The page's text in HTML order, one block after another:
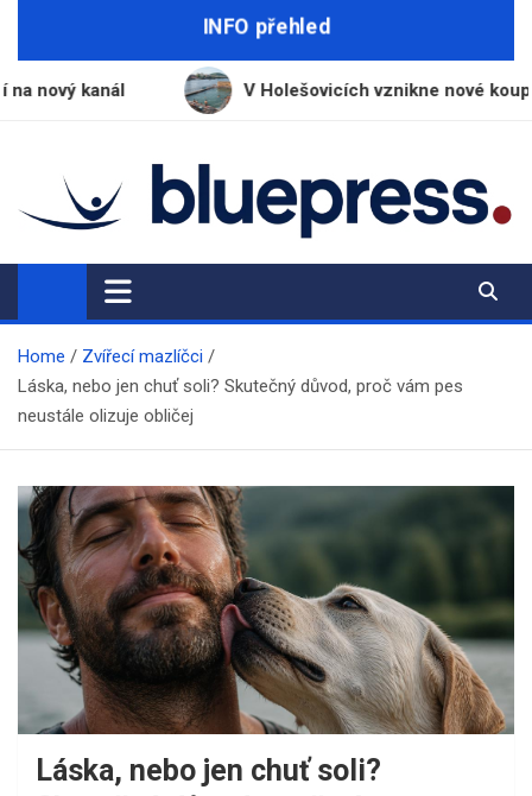
INFO přehled
V Holešovicích vznikne nové koupaliště s vodou z
BluePress.cz
Seriózní průvodce moderním životem
Home
Zvířecí mazlíčci
Láska, nebo jen chuť soli? Skutečný důvod, proč vám pes
neustále olizuje obličej
Láska, nebo jen chuť soli?